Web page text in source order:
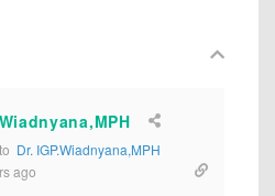
Dr. IGP.Wiadnyana,MPH
ago